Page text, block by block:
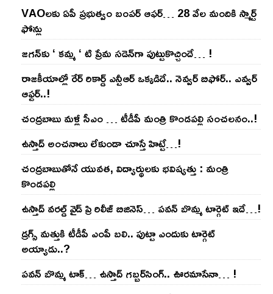
VAOల‌కు ఏపీ ప్ర‌భుత్వం బంప‌ర్ ఆఫ‌ర్‌… 28 వేల మందికి స్మార్ట్
ఫోన్లు
జ‌గ‌న్‌కు ‘ క‌మ్మ ‘ టి ప్రేమ స‌డెన్‌గా పుట్టుకొచ్చిందే… !
రాజ‌కీయాల్లో రేర్ రికార్డ్ ఎన్టీఆర్ ఒక్క‌డిదే.. నెవ్వ‌ర్ బిఫోర్‌.. ఎవ్వ‌ర్
ఆఫ్ట‌ర్‌..!
చంద్ర‌బాబు మ‌ళ్లీ సీఎం … టీడీపీ మంత్రి కొండ‌ప‌ల్లి సంచ‌ల‌నం..!
ఉస్తాద్ అంచ‌నాలు లేకుండా చూస్తే హిట్టే…!
చంద్ర‌బాబుతోనే యువ‌త‌, విద్యార్థుల‌కు భ‌విష్య‌త్తు : మంత్రి
కొండ‌ప‌ల్లి
ఉస్తాద్ వ‌ర‌ల్డ్ వైడ్ ప్రి రిలీజ్ బిజినెస్‌… ప‌వ‌న్ బొమ్మ టార్గెట్ ఇదే…!
డ్రగ్స్ మత్తుకి టీడీపీ ఎంపీ బలి.. పుట్టా ఎందుకు టార్గెట్
అయ్యాడు..?
ప‌వ‌న్ బొమ్మ టాక్‌… ఉస్తాద్ గ‌బ్బ‌ర్‌సింగ్‌.. ఊర‌మాసేనా… !